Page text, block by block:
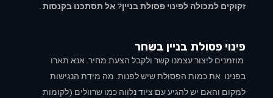
זקוקים למכולה לפינוי פסולת בניין? אל תסתכנו בקנסות .
פינוי פסולת בניין בשחר
מוזמנים ליצור עצמנו קשר ולקבל הצעת מחיר. אנא תארו
בפנינו את כמות הפסולת שיש לפנות. מה מידת הנגישות
למקום והאם יש להגיע עם ציוד נלווה כמו שרוולים (לקומות